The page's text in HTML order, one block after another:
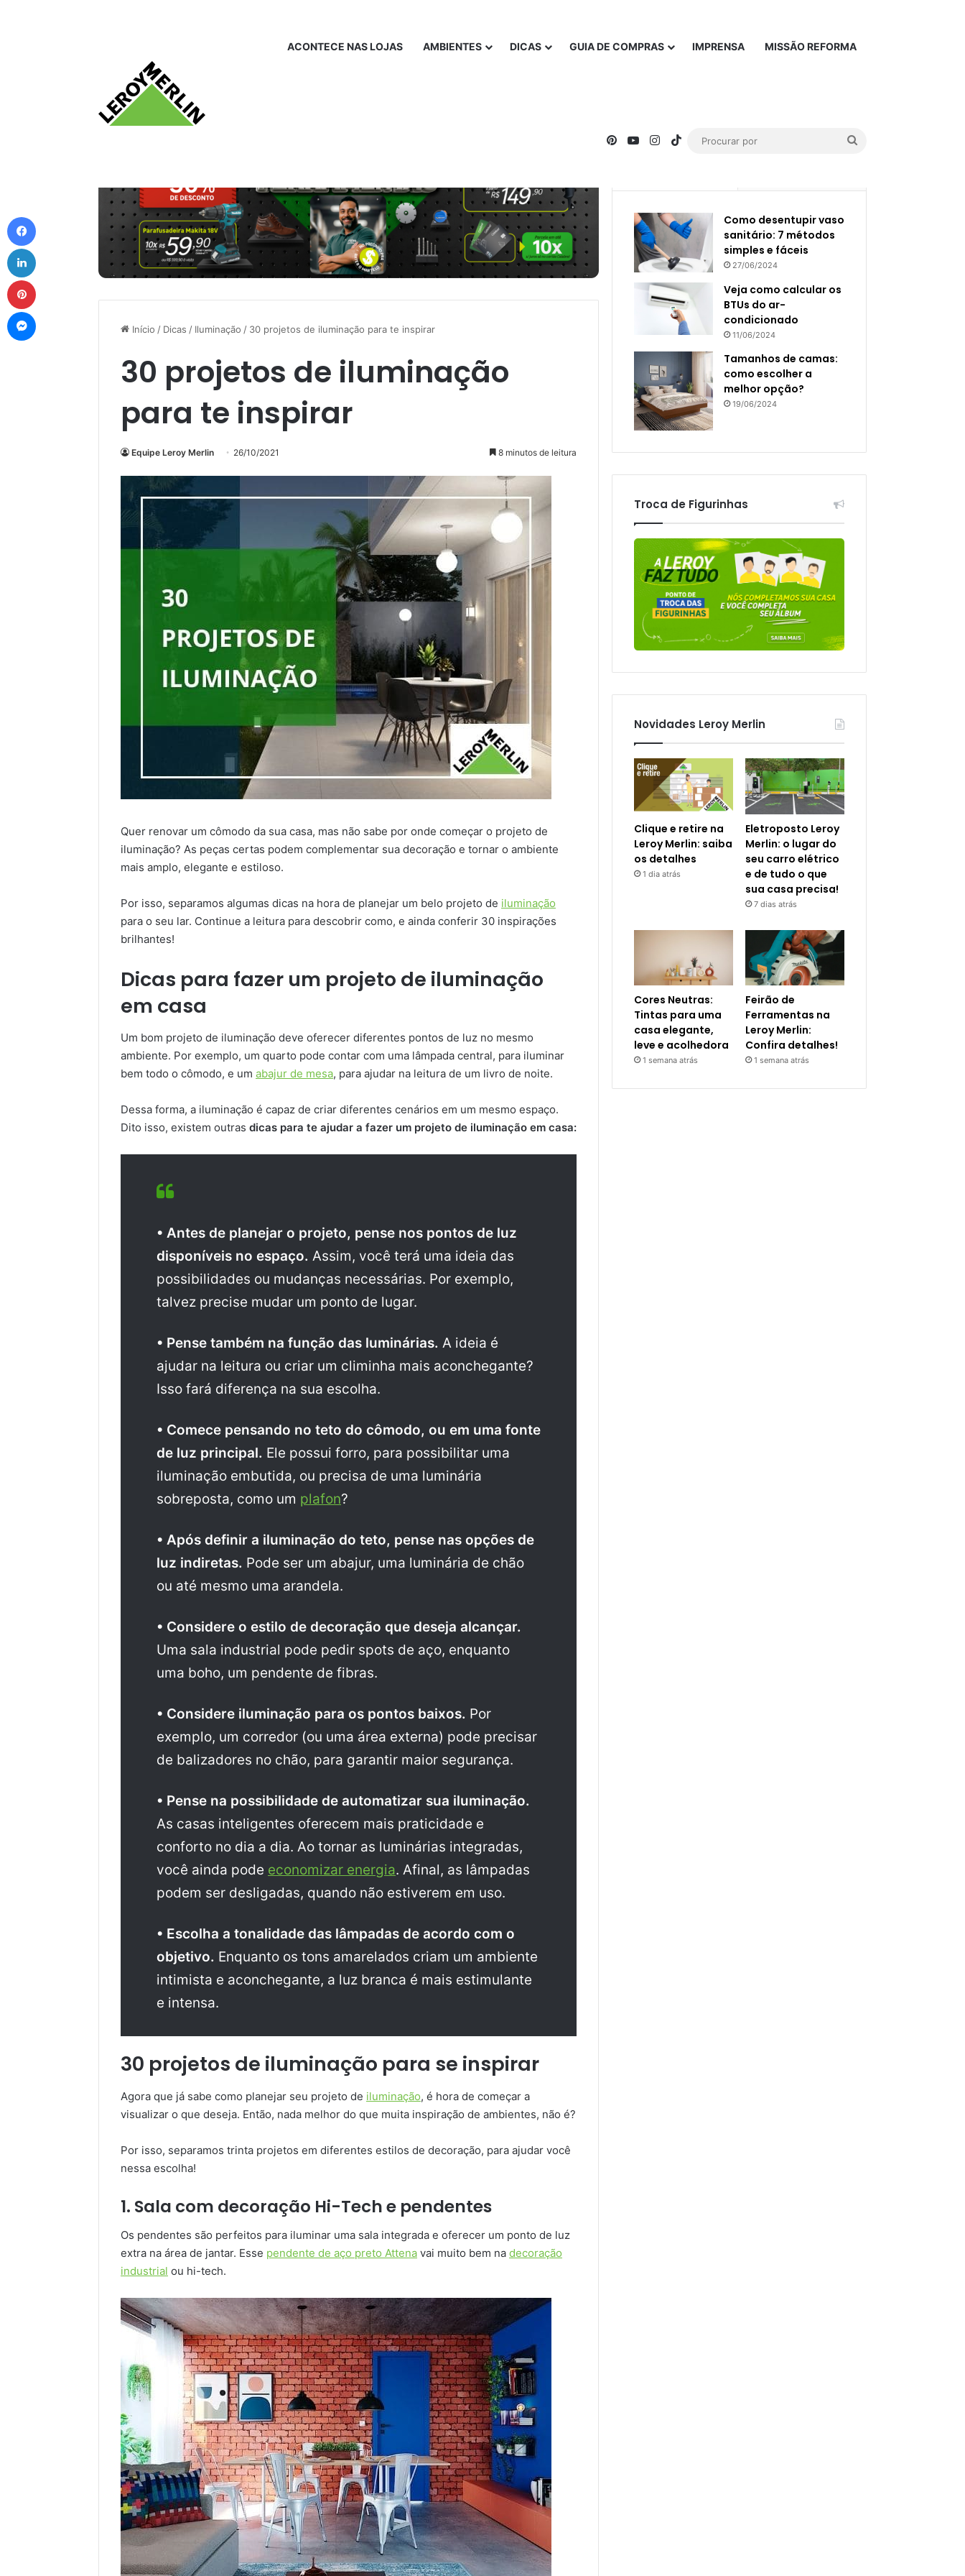
ACONTECE NAS LOJAS AMBIENTES DICAS GUIA DE COMPRAS IMPRENSA MISSÃO REFORMA
PinterestYouTubeInstagram
TikTok
Início / Dicas / Iluminação / 30 projetos de iluminação para te inspirar
30 projetos de iluminação
para te inspirar
Equipe Leroy Merlin 26/10/2021 8 minutos de leitura
Quer renovar um cômodo da sua casa, mas não sabe por onde começar o projeto de
iluminação? As peças certas podem complementar sua decoração e tornar o ambiente
mais amplo, elegante e estiloso.
Por isso, separamos algumas dicas na hora de planejar um belo projeto de iluminação
para o seu lar. Continue a leitura para descobrir como, e ainda conferir 30 inspirações
brilhantes!
Dicas para fazer um projeto de iluminação
em casa
Um bom projeto de iluminação deve oferecer diferentes pontos de luz no mesmo
ambiente. Por exemplo, um quarto pode contar com uma lâmpada central, para iluminar
bem todo o cômodo, e um abajur de mesa, para ajudar na leitura de um livro de noite.
Dessa forma, a iluminação é capaz de criar diferentes cenários em um mesmo espaço.
Dito isso, existem outras dicas para te ajudar a fazer um projeto de iluminação em casa:
• Antes de planejar o projeto, pense nos pontos de luz
disponíveis no espaço. Assim, você terá uma ideia das
possibilidades ou mudanças necessárias. Por exemplo,
talvez precise mudar um ponto de lugar.
• Pense também na função das luminárias. A ideia é
ajudar na leitura ou criar um climinha mais aconchegante?
Isso fará diferença na sua escolha.
• Comece pensando no teto do cômodo, ou em uma fonte
de luz principal. Ele possui forro, para possibilitar uma
iluminação embutida, ou precisa de uma luminária
sobreposta, como um plafon?
• Após definir a iluminação do teto, pense nas opções de
luz indiretas. Pode ser um abajur, uma luminária de chão
ou até mesmo uma arandela.
• Considere o estilo de decoração que deseja alcançar.
Uma sala industrial pode pedir spots de aço, enquanto
uma boho, um pendente de fibras.
• Considere iluminação para os pontos baixos. Por
exemplo, um corredor (ou uma área externa) pode precisar
de balizadores no chão, para garantir maior segurança.
• Pense na possibilidade de automatizar sua iluminação.
As casas inteligentes oferecem mais praticidade e
conforto no dia a dia. Ao tornar as luminárias integradas,
você ainda pode economizar energia. Afinal, as lâmpadas
podem ser desligadas, quando não estiverem em uso.
• Escolha a tonalidade das lâmpadas de acordo com o
objetivo. Enquanto os tons amarelados criam um ambiente
intimista e aconchegante, a luz branca é mais estimulante
e intensa.
30 projetos de iluminação para se inspirar
Agora que já sabe como planejar seu projeto de iluminação, é hora de começar a
visualizar o que deseja. Então, nada melhor do que muita inspiração de ambientes, não é?
Por isso, separamos trinta projetos em diferentes estilos de decoração, para ajudar você
nessa escolha!
1. Sala com decoração Hi-Tech e pendentes
Os pendentes são perfeitos para iluminar uma sala integrada e oferecer um ponto de luz
extra na área de jantar. Esse pendente de aço preto Attena vai muito bem na decoração
industrial ou hi-tech.
Como desentupir vaso
sanitário: 7 métodos
simples e fáceis
27/06/2024
Veja como calcular os
BTUs do ar-
condicionado
11/06/2024
Tamanhos de camas:
como escolher a
melhor opção?
19/06/2024
Troca de Figurinhas
Novidades Leroy Merlin
Clique e retire na
Leroy Merlin: saiba
os detalhes
1 dia atrás
Eletroposto Leroy
Merlin: o lugar do
seu carro elétrico
e de tudo o que
sua casa precisa!
7 dias atrás
Cores Neutras:
Tintas para uma
casa elegante,
leve e acolhedora
1 semana atrás
Feirão de
Ferramentas na
Leroy Merlin:
Confira detalhes!
1 semana atrás